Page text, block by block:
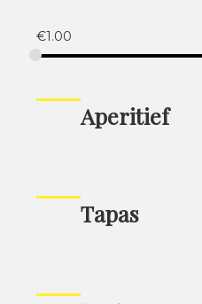
€1.00
Aperitief
Tapas